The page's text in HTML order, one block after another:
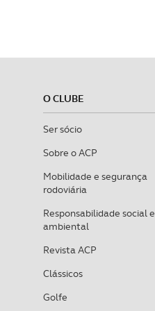
O CLUBE
Ser sócio
Sobre o ACP
Mobilidade e segurança
rodoviária
Responsabilidade social e
ambiental
Revista ACP
Clássicos
Golfe